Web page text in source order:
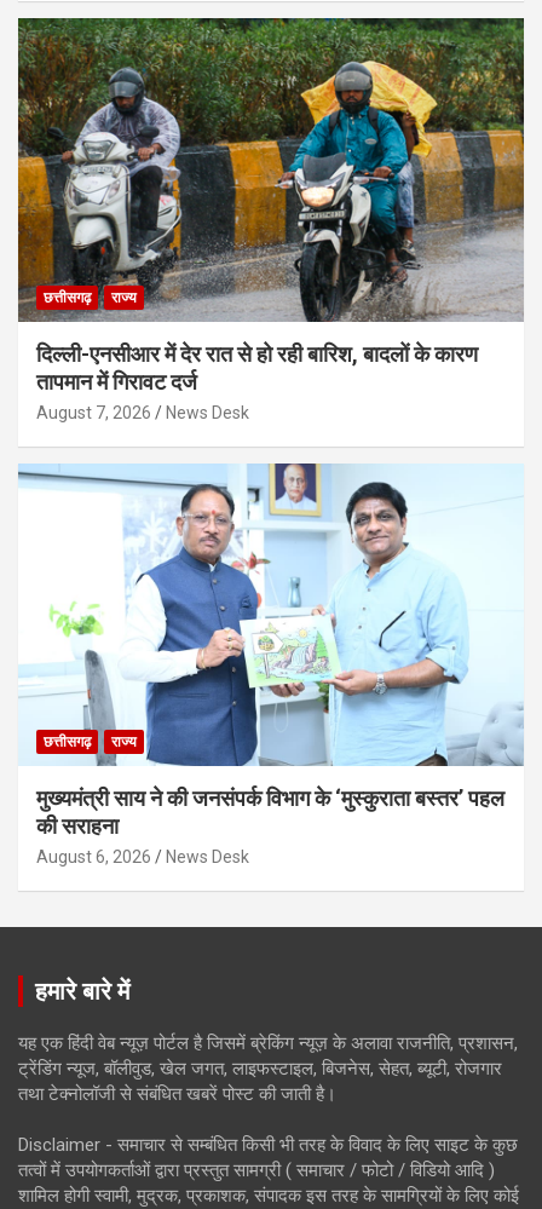
छत्तीसगढ़ राज्य
दिल्ली-एनसीआर में देर रात से हो रही बारिश, बादलों के कारण
तापमान में गिरावट दर्ज
August 7, 2026 News Desk
छत्तीसगढ़ राज्य
मुख्यमंत्री साय ने की जनसंपर्क विभाग के ‘मुस्कुराता बस्तर’ पहल
की सराहना
August 6, 2026 News Desk
हमारे बारे में
यह एक हिंदी वेब न्यूज़ पोर्टल है जिसमें ब्रेकिंग न्यूज़ के अलावा राजनीति, प्रशासन,
ट्रेंडिंग न्यूज, बॉलीवुड, खेल जगत, लाइफस्टाइल, बिजनेस, सेहत, ब्यूटी, रोजगार
तथा टेक्नोलॉजी से संबंधित खबरें पोस्ट की जाती है।
Disclaimer - समाचार से सम्बंधित किसी भी तरह के विवाद के लिए साइट के कुछ
तत्वों में उपयोगकर्ताओं द्वारा प्रस्तुत सामग्री ( समाचार / फोटो / विडियो आदि )
शामिल होगी स्वामी, मुद्रक, प्रकाशक, संपादक इस तरह के सामग्रियों के लिए कोई